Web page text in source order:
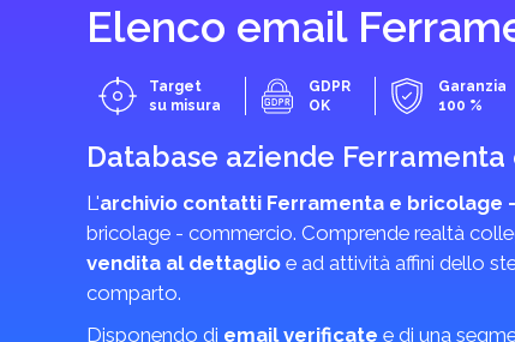
Elenco email
Target
su misura
GDPR
OK
Garanzia
100 %
Database aziende
L'archivio contatti Ferramenta e bricolage
bricolage - commercio. Comprende realtà
vendita al dettaglio e ad attività affini dello
comparto.
Disponendo di email verificate e di una